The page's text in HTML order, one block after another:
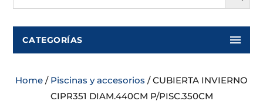
CATEGORÍAS
Home / Piscinas y accesorios / CUBIERTA INVIERNO
CIPR351 DIAM.440CM P/PISC.350CM